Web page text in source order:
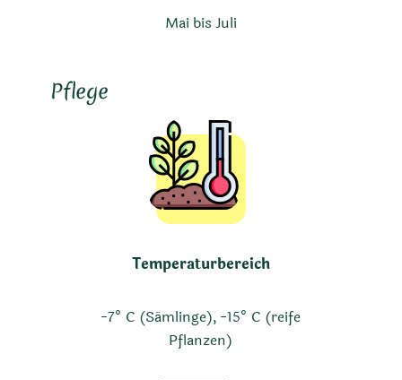
Mai bis Juli
Pflege
Temperaturbereich
-7° C (Sämlinge), -15° C (reife
Pflanzen)